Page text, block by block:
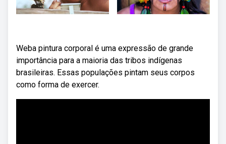
Weba pintura corporal é uma expressão de grande
importância para a maioria das tribos indígenas
brasileiras. Essas populações pintam seus corpos
como forma de exercer.